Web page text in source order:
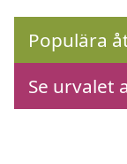
Populära
Se urvalet